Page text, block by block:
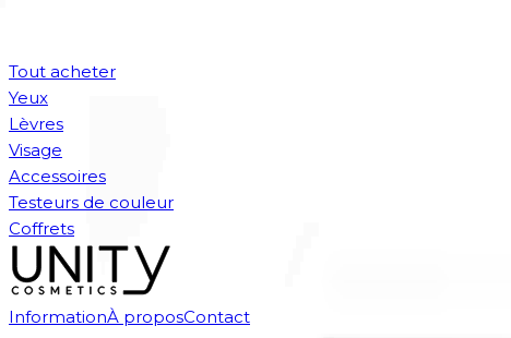
Tout acheter
Yeux
Lèvres
Visage
Accessoires
Testeurs de couleur
Coffrets
InformationÀ proposContact